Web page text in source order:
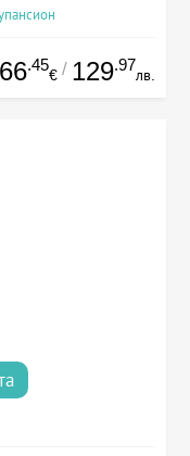
66.45
€ / 129.97
лв.